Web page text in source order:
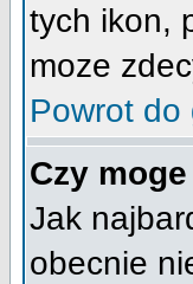
tych ikon,
moze
Powrot do
Czy
Jak
obecnie